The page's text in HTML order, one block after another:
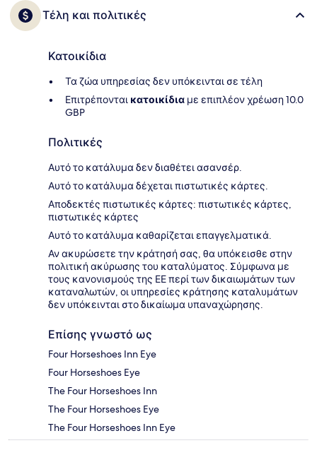
Τέλη και πολιτικές
Κατοικίδια
Τα ζώα υπηρεσίας δεν υπόκεινται σε τέλη
Επιτρέπονται κατοικίδια με επιπλέον χρέωση 10.0
GBP
Πολιτικές
Αυτό το κατάλυμα δεν διαθέτει ασανσέρ.
Αυτό το κατάλυμα δέχεται πιστωτικές κάρτες.
Αποδεκτές πιστωτικές κάρτες: πιστωτικές κάρτες,
πιστωτικές κάρτες
Αυτό το κατάλυμα καθαρίζεται επαγγελματικά.
Αν ακυρώσετε την κράτησή σας, θα υπόκεισθε στην
πολιτική ακύρωσης του καταλύματος. Σύμφωνα με
τους κανονισμούς της ΕΕ περί των δικαιωμάτων των
καταναλωτών, οι υπηρεσίες κράτησης καταλυμάτων
δεν υπόκεινται στο δικαίωμα υπαναχώρησης.
Επίσης γνωστό ως
Four Horseshoes Inn Eye
Four Horseshoes Eye
The Four Horseshoes Inn
The Four Horseshoes Eye
The Four Horseshoes Inn Eye